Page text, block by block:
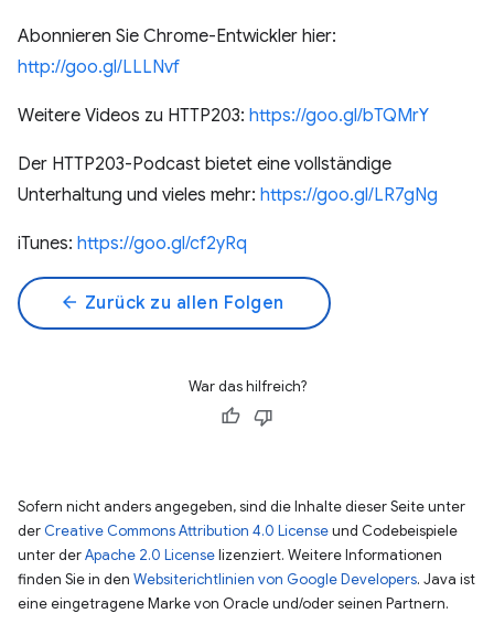
Abonnieren Sie Chrome-Entwickler hier:
http://goo.gl/LLLNvf
Weitere Videos zu HTTP203: https://goo.gl/bTQMrY
Der HTTP203-Podcast bietet eine vollständige
Unterhaltung und vieles mehr: https://goo.gl/LR7gNg
iTunes: https://goo.gl/cf2yRq
arrow_back Zurück zu allen Folgen
War das hilfreich?
Sofern nicht anders angegeben, sind die Inhalte dieser Seite unter
der Creative Commons Attribution 4.0 Licenseund Codebeispiele
unter derApache 2.0 Licenselizenziert. Weitere Informationen
finden Sie in den Websiterichtlinien von Google Developers. Java ist
eine eingetragene Marke von Oracle und/oder seinen Partnern.